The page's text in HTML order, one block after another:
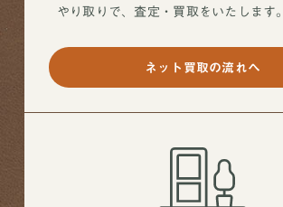
やり取りで、査定・買取をいたします。
ネット買取の流れへ